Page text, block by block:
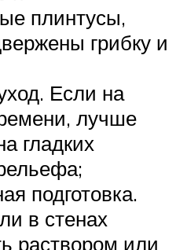
плинтусы,
грибку и
Если на
лучше
гладких
подготовка.
в стенах
раствором или